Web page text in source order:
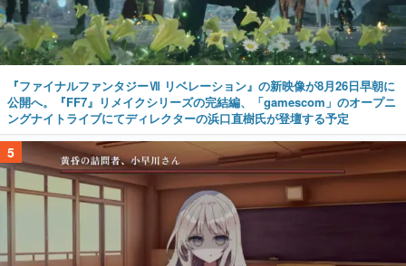
『ファイナルファンタジーⅦ リベレーション』の新映像が8月26日早朝に
公開へ。『FF7』リメイクシリーズの完結編、「gamescom」のオープニ
ングナイトライブにてディレクターの浜口直樹氏が登壇する予定
5